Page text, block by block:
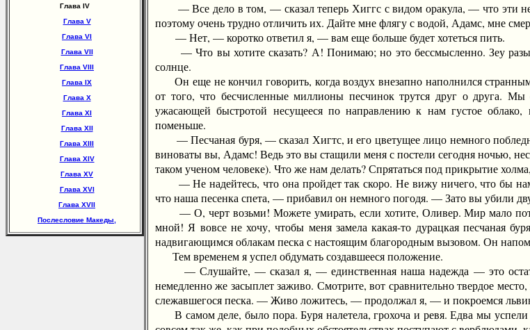
Глава IV
Глава V
Глава VI
Глава VII
Глава VIII
Глава IX
Глава X
Глава XI
Глава XII
Глава XIII
Глава XIV
Глава XV
Глава XVI
Глава XVII
Послесловие Македы,
— Все дело в том, — сказал теперь Хиггс с видом оракула, — что эти
поэтому очень трудно отличить их. Дайте мне флягу с водой, Адамс, мне
— Нет, — коротко ответил я, — вам еще больше будет хотеться пить.
— Что вы хотите сказать? А! Понимаю; но это бессмысленно. Зеу
солнце.
Он еще не кончил говорить, когда воздух внезапно наполнился
от того, что бесчисленные миллионы песчинок трутся друг о друга. Мы
ужасающей быстротой несущееся по направлению к нам густое облако,
поменьше.
— Песчаная буря, — сказал Хигтс, и его цветущее лицо немного
виноваты вы, Адамс! Ведь это вы стащили меня с постели сегодня ночью,
таком ученом человеке). Что же нам делать? Спрятаться под прикрытие
— Не надейтесь, что она пройдет так скоро. Не вижу ничего, что бы
что наша песенка спета, — прибавил он немного погодя. — Зато вы убили
— О, черт возьми! Можете умирать, если хотите, Оливер. Мир мало
мной! Я вовсе не хочу, чтобы меня замела какая-то дурацкая песчаная
надвигающимся облакам песка с настоящим благородным вызовом. Он
Тем временем я успел обдумать создавшееся положение.
— Слушайте, — сказал я, — единственная наша надежда — это
немедленно же засыплет заживо. Смотрите, вот сравнительно твердое
слежавшегося песка. — Живо ложитесь, — продолжал я, — и покроемся
В самом деле, было пора. Буря налетела, грохоча и ревя. Едва мы